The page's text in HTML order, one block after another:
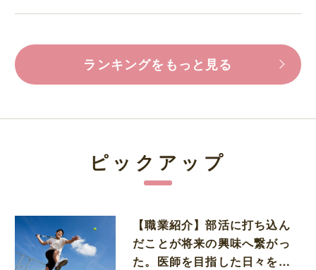
ランキングをもっと見る
ピックアップ
【職業紹介】部活に打ち込ん
だことが将来の興味へ繋がっ
た。医師を目指した日々を振